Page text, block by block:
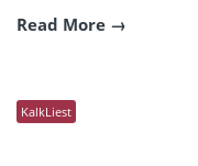
Read More
KalkLiest